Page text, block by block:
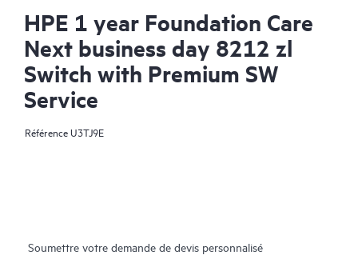
HPE 1 year Foundation Care
Next business day 8212 zl
Switch with Premium SW
Service
RéférenceU3TJ9E
Soumettre votre demande de devis personnalisé